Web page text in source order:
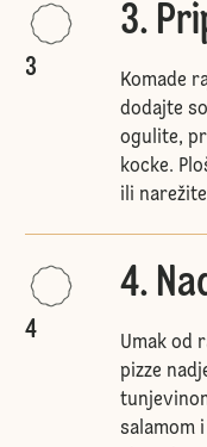
3
3.
Komade
dodajte
ogulite,
kocke.
ili
4
4.
Umak od
pizze
salamom